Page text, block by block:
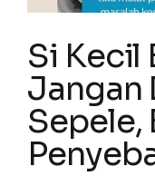
Si Kecil
Jangan
Sepele,